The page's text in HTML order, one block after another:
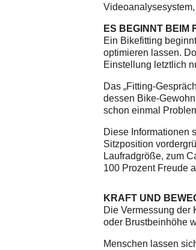
ES BEGINNT BEIM
Ein Bikefitting
optimieren lassen.
Einstellung letztlich
Das „Fitting-
dessen Bike-
schon einmal
Diese Informationen
Sitzposition
Laufradgröße, zum
100 Prozent Freude
KRAFT UND
Die Vermessung der
oder Brustbeinhöhe
Menschen lassen